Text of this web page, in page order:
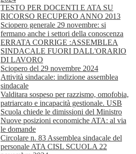
TESTO PER DOCENTI E ATA SU
RICORSO RECUPERO ANNO 2013
Sciopero generale 29 novembre: si
fermano anche i settori della conoscenza
ERRATA CORRIGE :ASSEMBLEA
SINDACALE FUORI DALL'ORARIO
DI LAVORO
Sciopero del 29 novembre 2024
Attività sindacale: indizione assemblea
sindacale
Valditara sospeso per razzismo, omofobia,
patriarcato e incapacità gestionale. USB
Scuola chiede le dimissioni del Ministro
Nuove posizioni economiche ATA: al via
le domande
Circolare n. 83 Assemblea sindacale del
personale ATA CISL SCUOLA 22